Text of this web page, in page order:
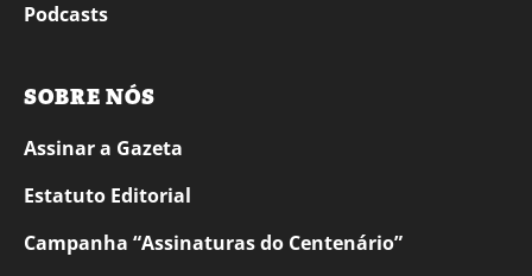
Podcasts
SOBRE NÓS
Assinar a Gazeta
Estatuto Editorial
Campanha “Assinaturas do Centenário”